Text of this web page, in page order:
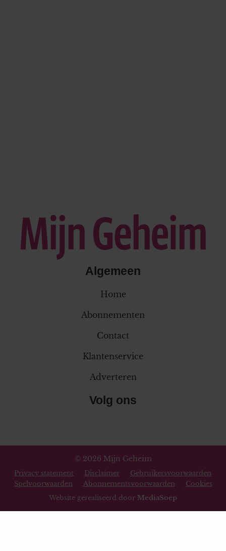
Algemeen
Home
Abonnementen
Contact
Klantenservice
Adverteren
Volg ons
© 2026 Mijn Geheim
Privacy statement Disclaimer
Gebruikersvoorwaarden
Spelvoorwaarden
Abonnementsvoorwaarden
Cookies
Website gerealiseerd door MediaSoep